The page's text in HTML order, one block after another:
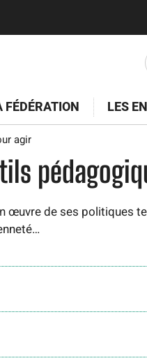
FÉDÉRATION LES
agir
œuvre de ses politiques